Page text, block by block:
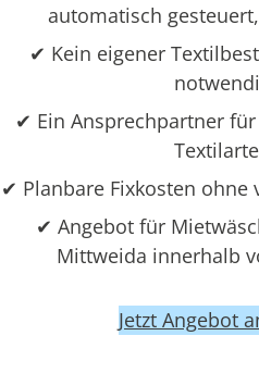
automatisch
✔ Kein eigener
✔ Ein Ansprechpartner
✔ Planbare Fixkosten ohne
✔ Angebot für
Mittweida innerhalb
Jetzt Angebot